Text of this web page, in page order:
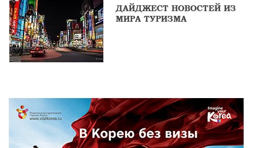
ДАЙДЖЕСТ НОВОСТЕЙ ИЗ
МИРА ТУРИЗМА